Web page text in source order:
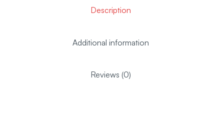
Description
Additional information
Reviews (0)